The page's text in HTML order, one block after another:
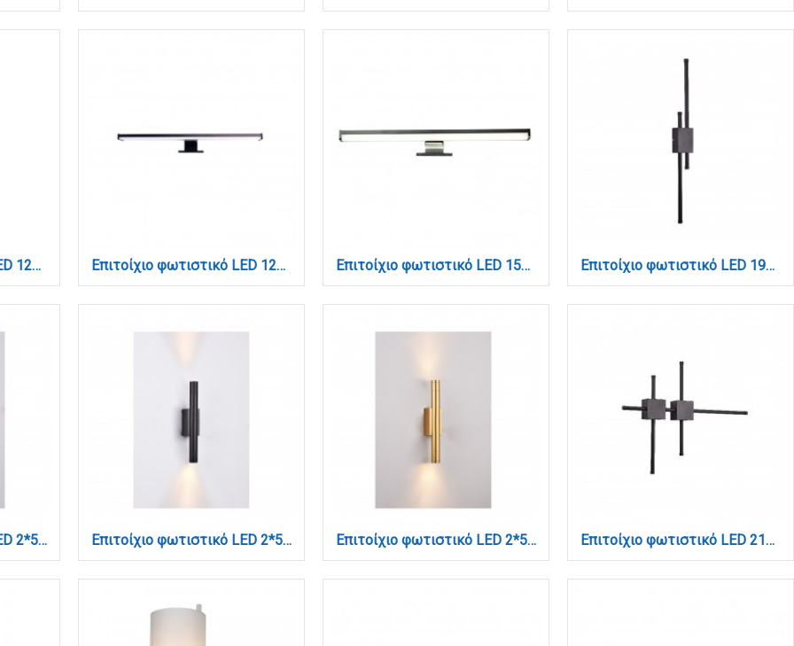
Επιτοίχιο φωτιστικό LED 12W 3CCT σε χρυσαφί απόχρωση απο μέταλλο και ακρυλικό D:12x50cm (43056-Golden) Επιτοίχιο φωτιστικό LED 12W 4000K από πλαστικό σε μαύρη απόχρωση D:60cm (1047-Α) Επιτοίχιο φωτιστικό LED 15W 4000K από πλαστικό σε χρώμιο απόχρωση D:60cm (1043-Α) Επιτοίχιο φωτιστικό LED 19W 3CCT από μαύρο μέταλλο (43046-BL)
Επιτοίχιο φωτιστικό LED 2*5W 3000K σε λευκή απόχρωση απο αλουμίνιο D:30x6cm (43061-White) Επιτοίχιο φωτιστικό LED 2*5W 3000K σε μαύρη απόχρωση απο αλουμίνιο D:30x6cm (43061-Black) Επιτοίχιο φωτιστικό LED 2*5W 3000K σε χρυσαφί απόχρωση απο αλουμίνιο D:30x6cm (43061-Golden) Επιτοίχιο φωτιστικό LED 21W 3CCT από μαύρο μέταλλο (43048-BL)